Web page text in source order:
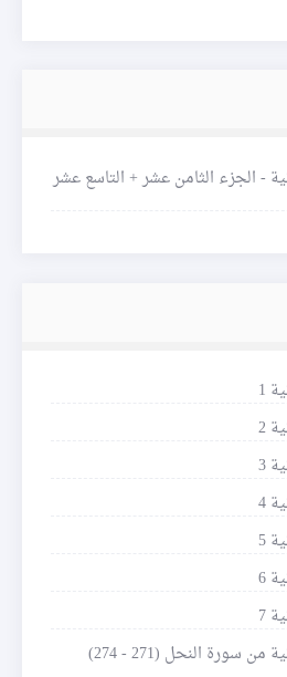
- الجزء الثامن عشر + التاسع عشر
1
2
3
4
5
6
7
سورة النحل (271 - 274)